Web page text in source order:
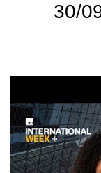
30/